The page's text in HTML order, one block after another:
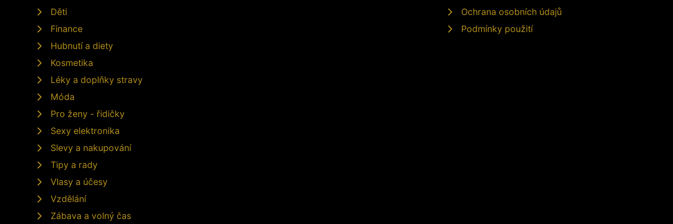
Děti
Finance
Hubnutí a diety
Kosmetika
Léky a doplňky stravy
Móda
Pro ženy - řidičky
Sexy elektronika
Slevy a nakupování
Tipy a rady
Vlasy a účesy
Vzdělání
Zábava a volný čas
Ochrana osobních údajů
Podmínky použití